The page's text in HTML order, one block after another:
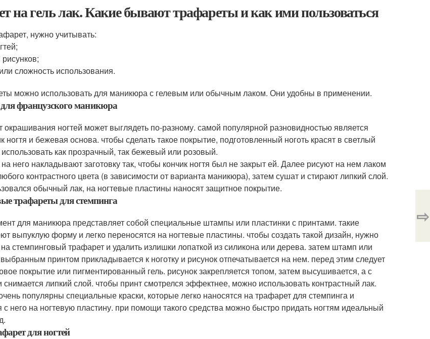
на гель лак. Какие бывают трафареты и как ими пользоваться
нужно учитывать:
сложность использования.
можно использовать для маникюра с гелевым или обычным лаком. Они удобны в применении.
французского маникюра
окрашивания ногтей может выглядеть по-разному. самой популярной разновидностью является
ногтя и бежевая основа. чтобы сделать такое покрытие, подготовленный ноготь красят в светлый
как прозрачный, так бежевый или розовый.
него накладывают заготовку так, чтобы кончик ногтя был не закрыт ей. Далее рисуют на нем лаком
контрастного цвета (в зависимости от варианта маникюра), затем сушат и стирают липкий слой.
обычный лак, на ногтевые пластины наносят защитное покрытие.
трафареты для стемпинга
для маникюра представляет собой специальные штампы или пластинки с принтами. такие
выпуклую форму и легко переносятся на ногтевые пластины. чтобы создать такой дизайн, нужно
стемпинговый трафарет и удалить излишки лопаткой из силикона или дерева. затем штамп или
принтом прикладывается к ноготку и рисунок отпечатывается на нем. перед этим следует
покрытие или пигментированный гель. рисунок закрепляется топом, затем высушивается, а с
снимается липкий слой. чтобы принт смотрелся эффектнее, можно использовать контрастный лак.
популярны специальные краски, которые легко наносятся на трафарет для стемпинга и
с него на ногтевую пластину. при помощи такого средства можно быстро придать ногтям идеальный
для ногтей
⇨